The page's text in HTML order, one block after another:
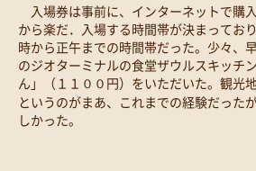
入場券は事前に、インターネットで購
から楽だ．入場する時間帯が決まってお
時から正午までの時間帯だった。少々、
のジオターミナルの食堂ザウルスキッチ
ん」（１１００円）をいただいた。観光
というのがまあ、これまでの経験だった
しかった。